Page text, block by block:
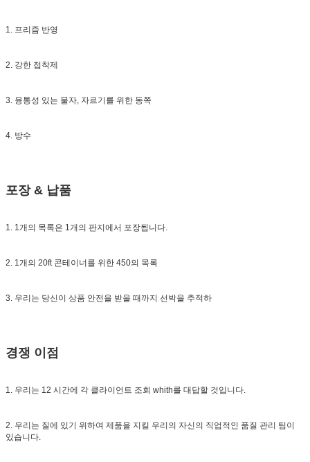
1. 프리즘 반영
2. 강한 접착제
3. 융통성 있는 물자, 자르기를 위한 동쪽
4. 방수
포장 & 납품
1. 1개의 목록은 1개의 판지에서 포장됩니다.
2. 1개의 20ft 콘테이너를 위한 450의 목록
3. 우리는 당신이 상품 안전을 받을 때까지 선박을 추적하
경쟁 이점
1. 우리는 12 시간에 각 클라이언트 조회 whith를 대답할 것입니다.
2. 우리는 질에 있기 위하여 제품을 지킬 우리의 자신의 직업적인 품질 관리 팀이
있습니다.